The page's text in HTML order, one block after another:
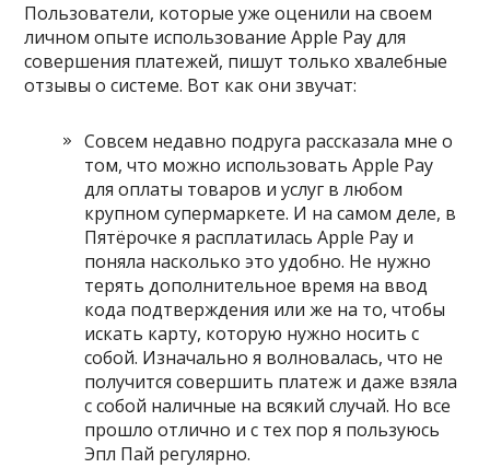
Пользователи, которые уже оценили на своем
личном опыте использование Apple Pay для
совершения платежей, пишут только хвалебные
отзывы о системе. Вот как они звучат:
Совсем недавно подруга рассказала мне о
том, что можно использовать Apple Pay
для оплаты товаров и услуг в любом
крупном супермаркете. И на самом деле, в
Пятёрочке я расплатилась Apple Pay и
поняла насколько это удобно. Не нужно
терять дополнительное время на ввод
кода подтверждения или же на то, чтобы
искать карту, которую нужно носить с
собой. Изначально я волновалась, что не
получится совершить платеж и даже взяла
с собой наличные на всякий случай. Но все
прошло отлично и с тех пор я пользуюсь
Эпл Пай регулярно.